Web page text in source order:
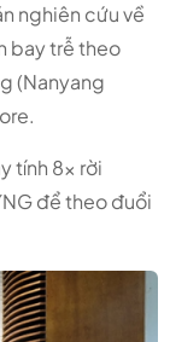
nghiên cứu về
bay trễ theo
(Nanyang
tính 8x rời
để theo đuổi